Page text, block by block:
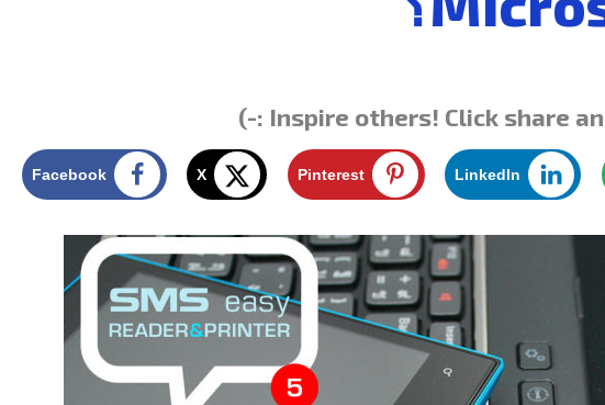
Inspire others! Click share
Facebook X Pinterest LinkedIn